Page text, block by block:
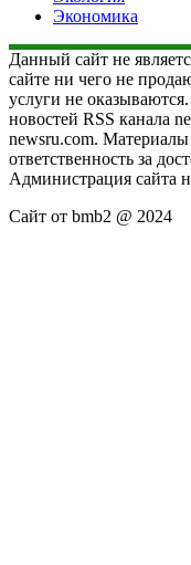
Экономика
Данный сайт не
сайте ни чего не
услуги не
новостей RSS канала
newsru.com.
ответственность за
Администрация сайта
Сайт от bmb2 @ 2024